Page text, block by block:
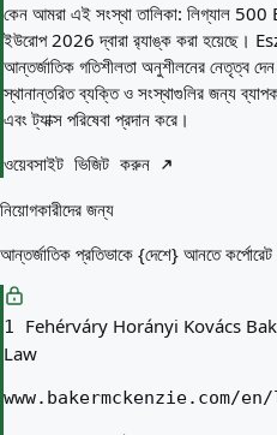
কেন আমরা এই সংস্থা তালিকা: লিগ্যাল 500
ইউরোপ 2026 দ্বারা র‍্যাঙ্ক করা
আন্তর্জাতিক গতিশীলতা অনুশীলনের নেতৃত্ব দেন
স্থানান্তরিত ব্যক্তি ও সংস্থাগুলির জন্য
এবং ট্যাক্স পরিষেবা প্রদান করে।
ওয়েবসাইট ভিজিট করুন
নিয়োগকারীদের জন্য
আন্তর্জাতিক প্রতিভাকে {দেশে} আনতে কর্পোরেট
1 Fehérváry Horányi Kovács
Law
www.bakermckenzie.com/